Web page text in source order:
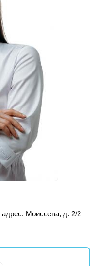
адрес: Моисеева, д. 2/2